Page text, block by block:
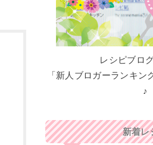
レシピブロ
「新人ブロガーランキン
♪
新着レ